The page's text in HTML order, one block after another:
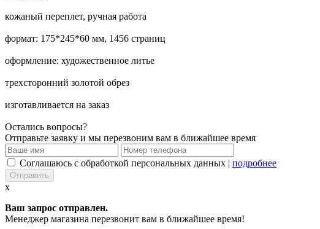
кожаный переплет, ручная работа
формат: 175*245*60 мм, 1456 страниц
оформление: художественное литье
трехсторонний золотой обрез
изготавливается на заказ
Остались вопросы?
Отправьте заявку и мы перезвоним вам в ближайшее время
Соглашаюсь с обработкой персональных данных | подробнее
x
Ваш запрос отправлен.
Менеджер магазина перезвонит вам в ближайшее время!